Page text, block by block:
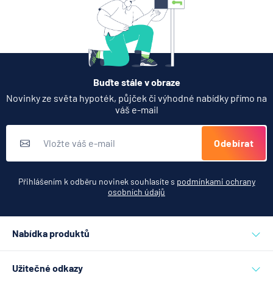
Buďte stále v obraze
Novinky ze světa hypoték, půjček či výhodné nabídky přímo na
váš e-mail
Odebírat
Přihlášením k odběru novinek souhlasíte s podmínkami ochrany
osobních údajů
Nabídka produktů
Užitečné odkazy